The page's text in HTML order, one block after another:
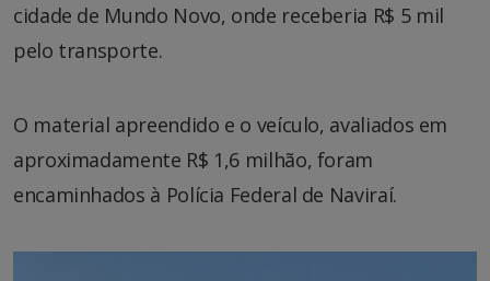
cidade de Mundo Novo, onde receberia R$ 5 mil
pelo transporte.
O material apreendido e o veículo, avaliados em
aproximadamente R$ 1,6 milhão, foram
encaminhados à Polícia Federal de Naviraí.